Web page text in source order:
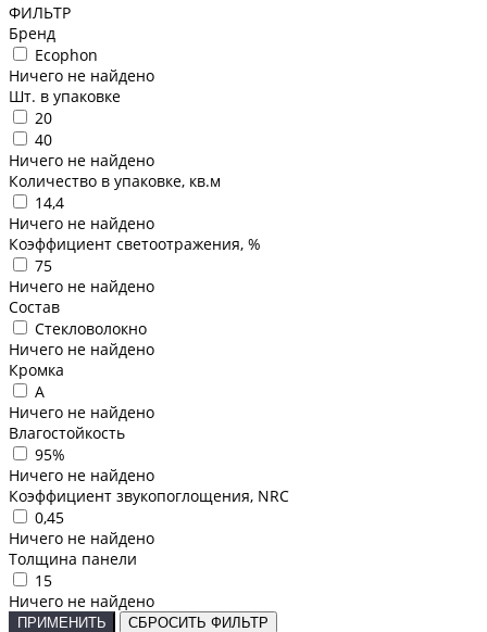
ФИЛЬТР
Бренд
Ecophon
Ничего не найдено
Шт. в упаковке
20
40
Ничего не найдено
Количество в упаковке, кв.м
14,4
Ничего не найдено
Коэффициент светоотражения, %
75
Ничего не найдено
Состав
Стекловолокно
Ничего не найдено
Кромка
A
Ничего не найдено
Влагостойкость
95%
Ничего не найдено
Коэффициент звукопоглощения, NRC
0,45
Ничего не найдено
Толщина панели
15
Ничего не найдено
ПРИМЕНИТЬ СБРОСИТЬ ФИЛЬТР